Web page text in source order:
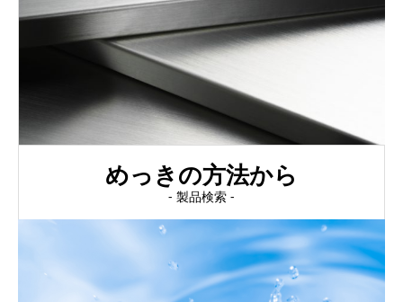
めっきの方法から
- 製品検索 -